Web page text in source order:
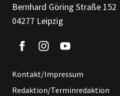
Bernhard Göring Straße 152
04277 Leipzig
Kontakt/Impressum
Redaktion/Terminredaktion